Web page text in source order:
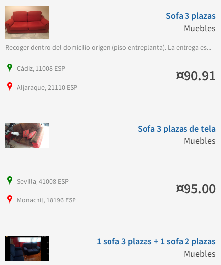
Sofa 3 plazas
Muebles
Recoger dentro del domicilio origen (piso entreplanta). La entrega es...
Cádiz, 11008 ESP
Aljaraque, 21110 ESP
¤90.91
Sofa 3 plazas de tela
Muebles
Sevilla, 41008 ESP
Monachil, 18196 ESP
¤95.00
1 sofa 3 plazas + 1 sofa 2 plazas
Muebles